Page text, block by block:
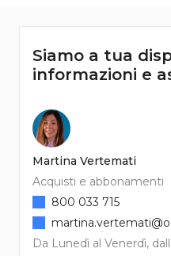
Siamo a tua
informazioni e
Martina Vertemati
Acquisti e abbonamenti
Da Lunedì al Venerdì,
800 033 715